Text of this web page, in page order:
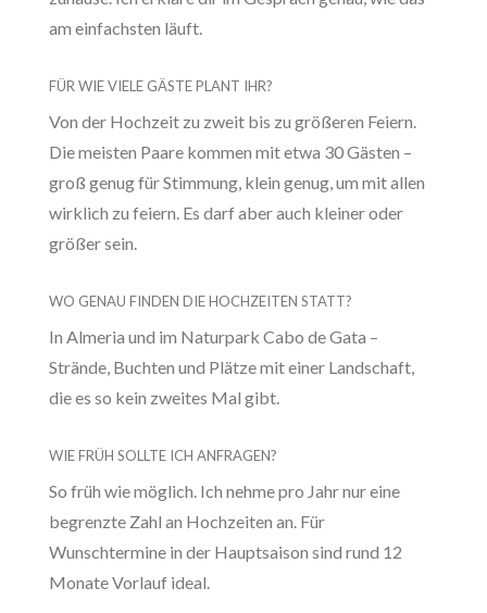
am einfachsten läuft.
FÜR WIE VIELE GÄSTE PLANT IHR?
Von der Hochzeit zu zweit bis zu größeren Feiern.
Die meisten Paare kommen mit etwa 30 Gästen –
groß genug für Stimmung, klein genug, um mit allen
wirklich zu feiern. Es darf aber auch kleiner oder
größer sein.
WO GENAU FINDEN DIE HOCHZEITEN STATT?
In Almeria und im Naturpark Cabo de Gata –
Strände, Buchten und Plätze mit einer Landschaft,
die es so kein zweites Mal gibt.
WIE FRÜH SOLLTE ICH ANFRAGEN?
So früh wie möglich. Ich nehme pro Jahr nur eine
begrenzte Zahl an Hochzeiten an. Für
Wunschtermine in der Hauptsaison sind rund 12
Monate Vorlauf ideal.